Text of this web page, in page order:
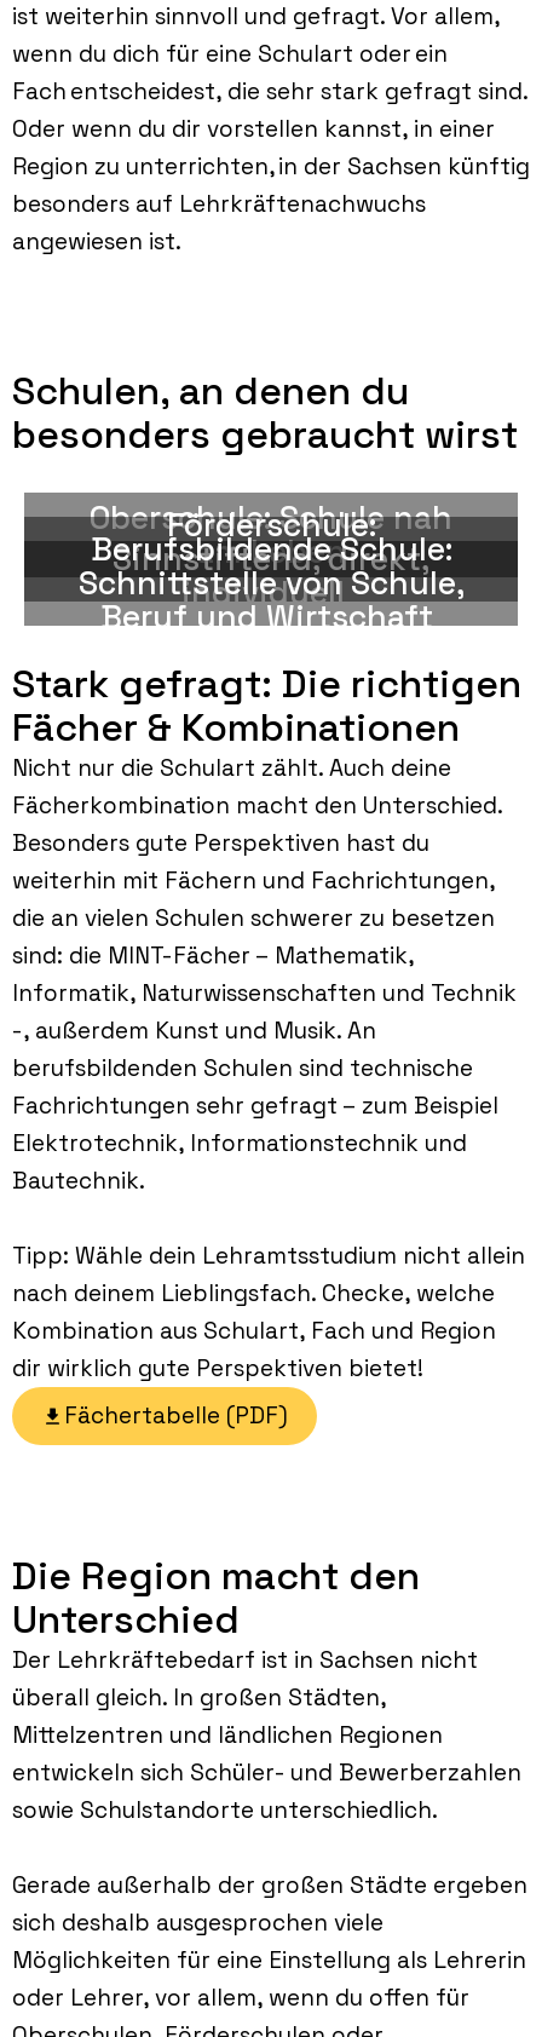
ist weiterhin sinnvoll und gefragt. Vor allem,
wenn du dich für eine Schulart oder ein
Fach entscheidest, die sehr stark gefragt sind.
Oder wenn du dir vorstellen kannst, in einer
Region zu unterrichten, in der Sachsen künftig
besonders auf Lehrkräftenachwuchs
angewiesen ist.
Schulen, an denen du
besonders gebraucht wirst
Oberschule: Schule nah
am Leben
Oberschulen brauchen dich.
Dringend. Bereite Jugendliche auf
Ausbildung, Beruf und
weiterführende Schulabschlüsse
vor.
Förderschule:
Sinnstiftend, direkt,
individuell
Mit einem Sonderpädagogikstudium
und als Lehrkraft an einer
Förderschule unterstützt du Kinder
Förderbedarf.
Berufsbildende Schule:
Schnittstelle von Schule,
Beruf und Wirtschaft
Praxis trifft Unterricht: Werde
Lehrkraft an einer Berufsbildenden
Schule.
Berufsbildende Schulen
Stark gefragt: Die richtigen
Fächer & Kombinationen
Nicht nur die Schulart zählt. Auch deine
Fächerkombination macht den Unterschied.
Besonders gute Perspektiven hast du
weiterhin mit Fächern und Fachrichtungen,
die an vielen Schulen schwerer zu besetzen
sind: die MINT-Fächer – Mathematik,
Informatik, Naturwissenschaften und Technik
-, außerdem Kunst und Musik. An
berufsbildenden Schulen sind technische
Fachrichtungen sehr gefragt – zum Beispiel
Elektrotechnik, Informationstechnik und
Bautechnik.
Tipp: Wähle dein Lehramtsstudium nicht allein
nach deinem Lieblingsfach. Checke, welche
Kombination aus Schulart, Fach und Region
dir wirklich gute Perspektiven bietet!
Fächertabelle (PDF)
Die Region macht den
Unterschied
Der Lehrkräftebedarf ist in Sachsen nicht
überall gleich. In großen Städten,
Mittelzentren und ländlichen Regionen
entwickeln sich Schüler- und Bewerberzahlen
sowie Schulstandorte unterschiedlich.
Gerade außerhalb der großen Städte ergeben
sich deshalb ausgesprochen viele
Möglichkeiten für eine Einstellung als Lehrerin
oder Lehrer, vor allem, wenn du offen für